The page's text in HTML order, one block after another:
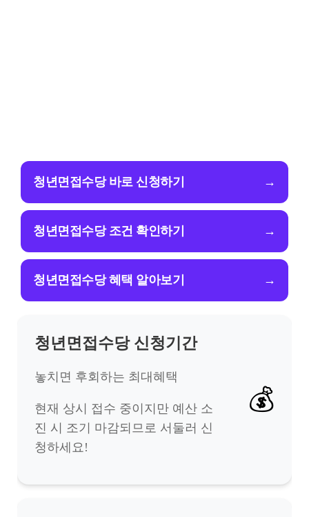
청년면접수당 바로 신청하기 →
청년면접수당 조건 확인하기 →
청년면접수당 혜택 알아보기 →
청년면접수당 신청기간
놓치면 후회하는 최대혜택
현재 상시 접수 중이지만 예산 소
진 시 조기 마감되므로 서둘러 신
청하세요!
💰